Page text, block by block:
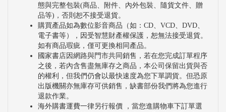
態與完整包裝(商品、附件、內外包裝、隨貨文件、贈
品等)，否則恕不接受退貨。
購買產品如為數位影音商品（如：CD、VCD、DVD、
電子書等），因受智慧財產權保護，恕無法接受退貨。
如有商品瑕疵，僅可更換相同產品。
國家書店因網路與門市共同銷售，若在您完成訂單程序
之後，若內含售盡無庫存之商品，本公司保留出貨與否
的權利，但我們仍會以最快速度為您下單調貨。但恐原
出版機關亦無庫存可供銷售，缺書部份我們將為您進行
退款作業。
海外購書運費一律另行報價 ，當您進購物車下訂單選